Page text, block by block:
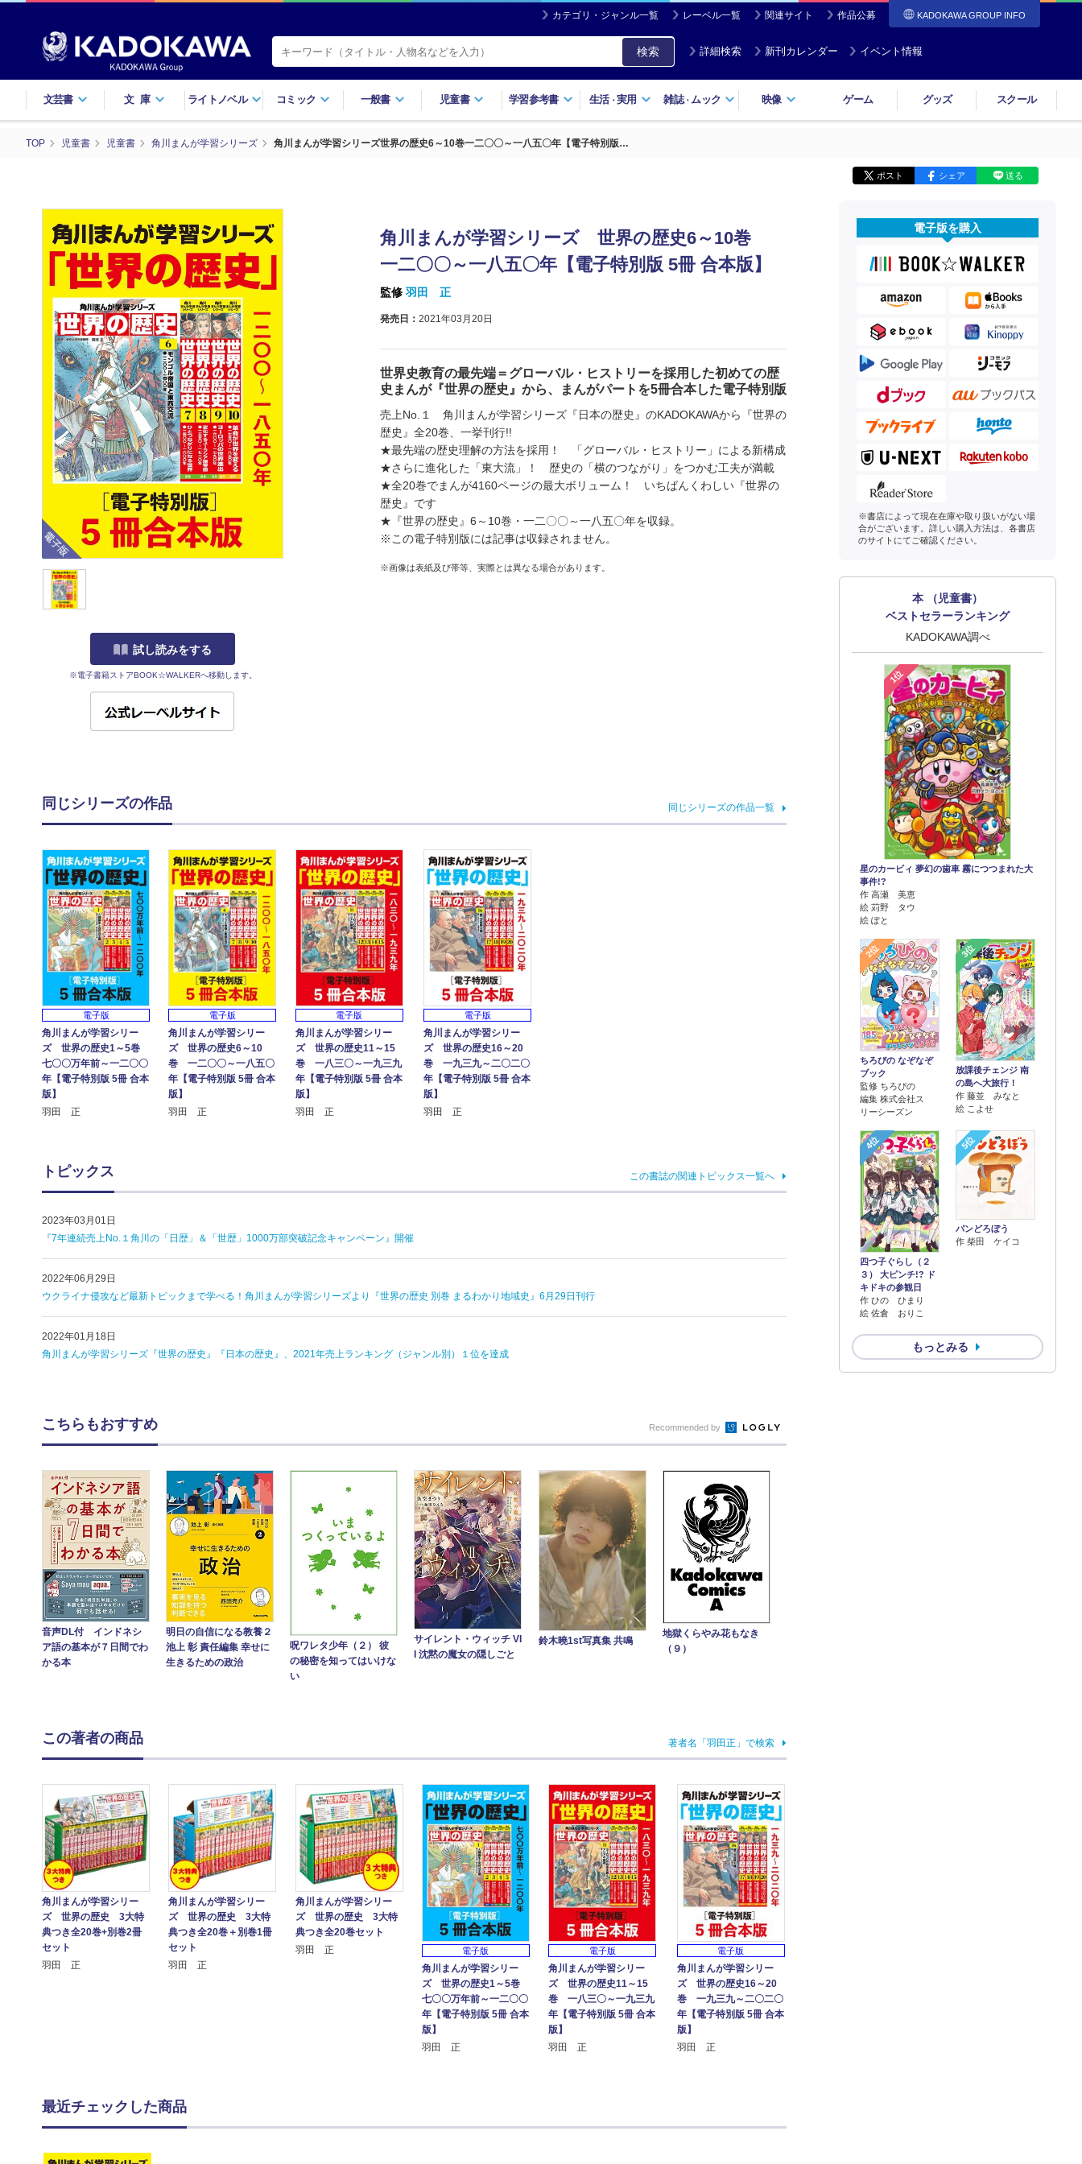
カテゴリ・ジャンル一覧 レーベル一覧 関連サイト 作品公募 KADOKAWA GROUP INFO
検索 詳細検索 新刊カレンダー イベント情報
文芸書 文庫 ライトノベル コミック 一般書 児童書 学習参考書 生活・実用 雑誌・ ムック 映像 ゲーム グッズ スクール
TOP 児童書 児童書 角川まんが学習シリーズ 角川まんが学習シリーズ世界の歴史6～10巻一二〇〇～一八五〇年【電子特別版…
ポスト シェア 送る
電子版
試し読みをする
※電子書籍ストアBOOK☆WALKERへ移動します。
角川まんが学習シリーズ 世界の歴史6～10巻
一二〇〇～一八五〇年【電子特別版 5冊 合本版】
監修 羽田 正
発売日： 2021年03月20日
世界史教育の最先端＝グローバル・ヒストリーを採用した初めての歴
史まんが『世界の歴史』から、まんがパートを5冊合本した電子特別版
売上No.１ 角川まんが学習シリーズ『日本の歴史』のKADOKAWAから『世界の
歴史』全20巻、一挙刊行!!
★最先端の歴史理解の方法を採用！ 「グローバル・ヒストリー」による新構成
★さらに進化した「東大流」！ 歴史の「横のつながり」をつかむ工夫が満載
★全20巻でまんが4160ページの最大ボリューム！ いちばんくわしい『世界の
歴史』です
★『世界の歴史』6～10巻・一二〇〇～一八五〇年を収録。
※この電子特別版には記事は収録されません。
※画像は表紙及び帯等、実際とは異なる場合があります。
同じシリーズの作品 同じシリーズの作品一覧
電子版
角川まんが学習シリー
ズ 世界の歴史1～5巻
七〇〇万年前～一二〇〇
年【電子特別版 5冊 合本
版】
羽田 正
電子版
角川まんが学習シリー
ズ 世界の歴史6～10
巻 一二〇〇～一八五〇
年【電子特別版 5冊 合本
版】
羽田 正
電子版
角川まんが学習シリー
ズ 世界の歴史11～15
巻 一八三〇～一九三九
年【電子特別版 5冊 合本
版】
羽田 正
電子版
角川まんが学習シリー
ズ 世界の歴史16～20
巻 一九三九～二〇二〇
年【電子特別版 5冊 合本
版】
羽田 正
トピックス この書誌の関連トピックス一覧へ
2023年03月01日
『7年連続売上No.１角川の「日歴」＆「世歴」1000万部突破記念キャンペーン』開催
2022年06月29日
ウクライナ侵攻など最新トピックまで学べる！角川まんが学習シリーズより『世界の歴史 別巻 まるわかり地域史』6月29日刊行
2022年01月18日
角川まんが学習シリーズ『世界の歴史』『日本の歴史』、2021年売上ランキング（ジャンル別）１位を達成
電子版を購入
※書店によって現在在庫や取り扱いがない場
合がございます。詳しい購入方法は、各書店
のサイトにてご確認ください。
本 （児童書）
ベストセラーランキング
KADOKAWA調べ
1位
星のカービィ 夢幻の歯車 霧につつまれた大
事件!?
作 高瀬 美恵
絵 苅野 タウ
絵 ぽと
2位
ちろぴの なぞなぞ
ブック
監修 ちろぴの
編集 株式会社ス
リーシーズン
3位
放課後チェンジ 南
の島へ大旅行！
作 藤並 みなと
絵 こよせ
4位
四つ子ぐらし（２
３） 大ピンチ!? ド
キドキの参観日
作 ひの ひまり
絵 佐倉 おりこ
5位
パンどろぼう
作 柴田 ケイコ
もっとみる
こちらもおすすめ Recommended by
音声DL付 インドネシ
ア語の基本が７日間でわ
かる本
明日の自信になる教養２
池上 彰 責任編集 幸せに
生きるための政治
呪ワレタ少年（２） 彼
の秘密を知ってはいけな
い
サイレント・ウィッチ VI
I 沈黙の魔女の隠しごと
鈴木曉1st写真集 共鳴
地獄くらやみ花もなき
（９）
この著者の商品 著者名「羽田正」で検索
角川まんが学習シリー
ズ 世界の歴史 3大特
典つき全20巻+別巻2冊
セット
羽田 正
角川まんが学習シリー
ズ 世界の歴史 3大特
典つき全20巻＋別巻1冊
セット
羽田 正
角川まんが学習シリー
ズ 世界の歴史 3大特
典つき全20巻セット
羽田 正
電子版
角川まんが学習シリー
ズ 世界の歴史1～5巻
七〇〇万年前～一二〇〇
年【電子特別版 5冊 合本
版】
羽田 正
電子版
角川まんが学習シリー
ズ 世界の歴史11～15
巻 一八三〇～一九三九
年【電子特別版 5冊 合本
版】
羽田 正
電子版
角川まんが学習シリー
ズ 世界の歴史16～20
巻 一九三九～二〇二〇
年【電子特別版 5冊 合本
版】
羽田 正
最近チェックした商品